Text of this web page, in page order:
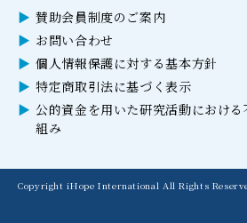
賛助会員制度のご案内
お問い合わせ
個人情報保護に対する基本方針
特定商取引法に基づく表示
公的資金を用いた研究活動における
組み
Copyright iHope International All Rights